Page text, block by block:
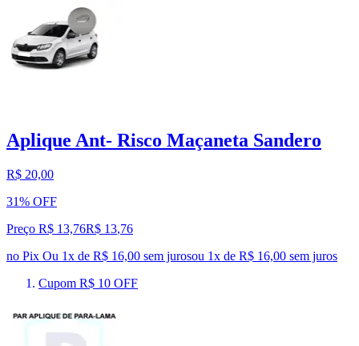
Aplique Ant- Risco Maçaneta Sandero
R$ 20,00
31% OFF
Preço R$ 13,76R$ 13,76
no Pix Ou 1x de R$ 16,00 sem jurosou 1x de R$ 16,00 sem juros
Cupom R$ 10 OFF